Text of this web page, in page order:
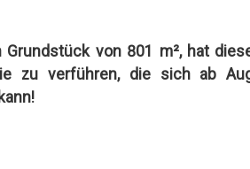
Grundstück von 801 m², hat
zu verführen, die sich ab